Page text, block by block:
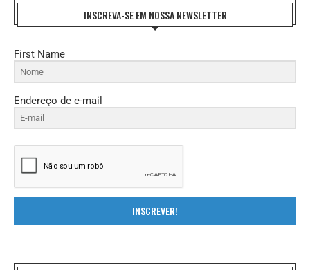
INSCREVA-SE EM NOSSA NEWSLETTER
First Name
Endereço de e-mail
INSCREVER!